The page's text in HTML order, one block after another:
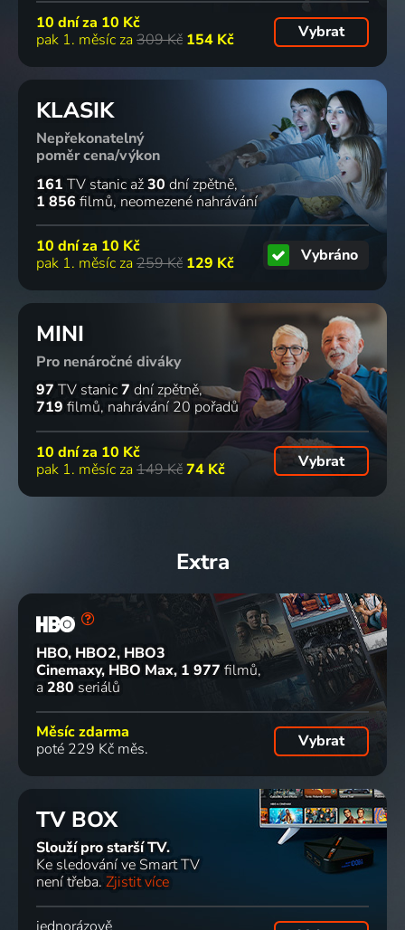
10 dní za 10 Kč
pak 1. měsíc za 309 Kč 154 Kč Vybrat
KLASIK
Nepřekonatelný
poměr cena/výkon
161 TV stanic až30 dní zpětně
1 856 filmů neomezené nahrávání
10 dní za 10 Kč
pak 1. měsíc za 259 Kč 129 Kč Vybráno
MINI
Pro nenáročné diváky
97 TV stanic7 dní zpětně
719 filmů nahrávání 20 pořadů
10 dní za 10 Kč
pak 1. měsíc za 149 Kč74 Kč Vybrat
Extra
HBO, HBO2, HBO3
Cinemaxy, HBO Max 1 977 filmů
a 280 seriálů
Měsíc zdarma
poté 229 Kč měs.
Vybrat
TV BOX
Slouží pro starší TV.
Ke sledování ve Smart TV
není třeba. Zjistit více